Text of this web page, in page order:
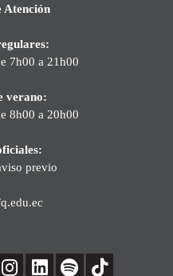
Atención
7h00 a 21h00
verano:
8h00 a 20h00
previo